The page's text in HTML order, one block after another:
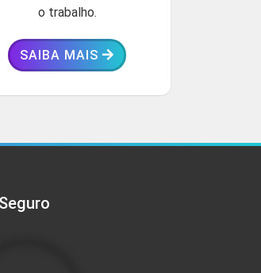
o trabalho.
SAIBA MAIS